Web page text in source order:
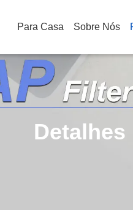
Para Casa Sobre Nós